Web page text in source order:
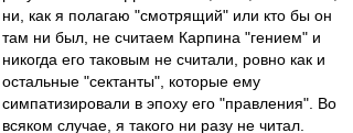
ни, как я полагаю "смотрящий" или кто бы он
там ни был, не считаем Карпина "гением" и
никогда его таковым не считали, ровно как и
остальные "сектанты", которые ему
симпатизировали в эпоху его "правления". Во
всяком случае, я такого ни разу не читал.